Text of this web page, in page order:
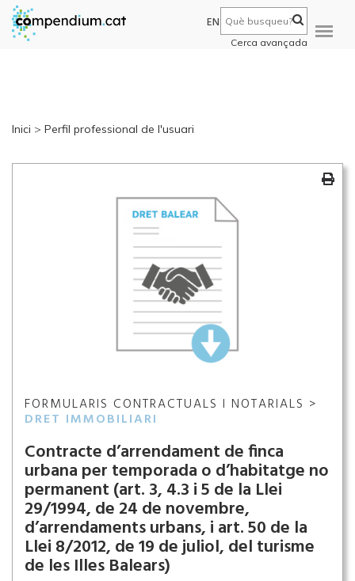
EN
Cerca avançada
Inici > Perfil professional de l'usuari
FORMULARIS CONTRACTUALS I NOTARIALS >
DRET IMMOBILIARI
Contracte d’arrendament de finca
urbana per temporada o d’habitatge no
permanent (art. 3, 4.3 i 5 de la Llei
29/1994, de 24 de novembre,
d’arrendaments urbans, i art. 50 de la
Llei 8/2012, de 19 de juliol, del turisme
de les Illes Balears)